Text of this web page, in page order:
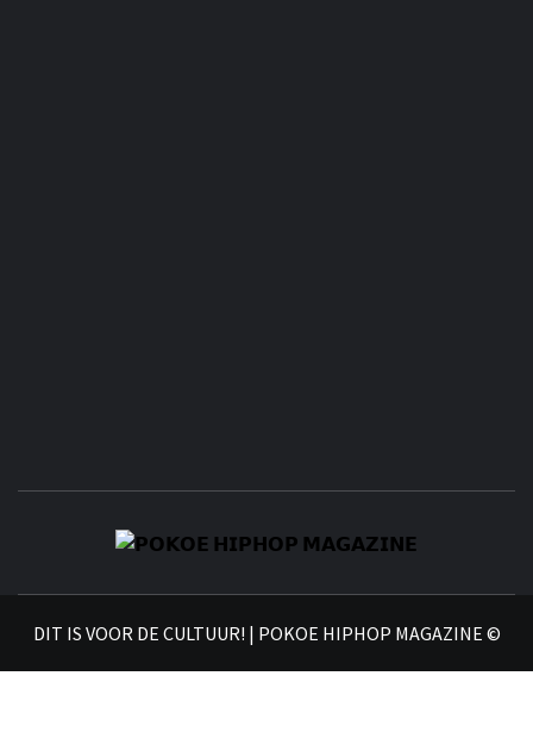
DIT IS VOOR DE CULTUUR! | POKOE HIPHOP MAGAZINE ©